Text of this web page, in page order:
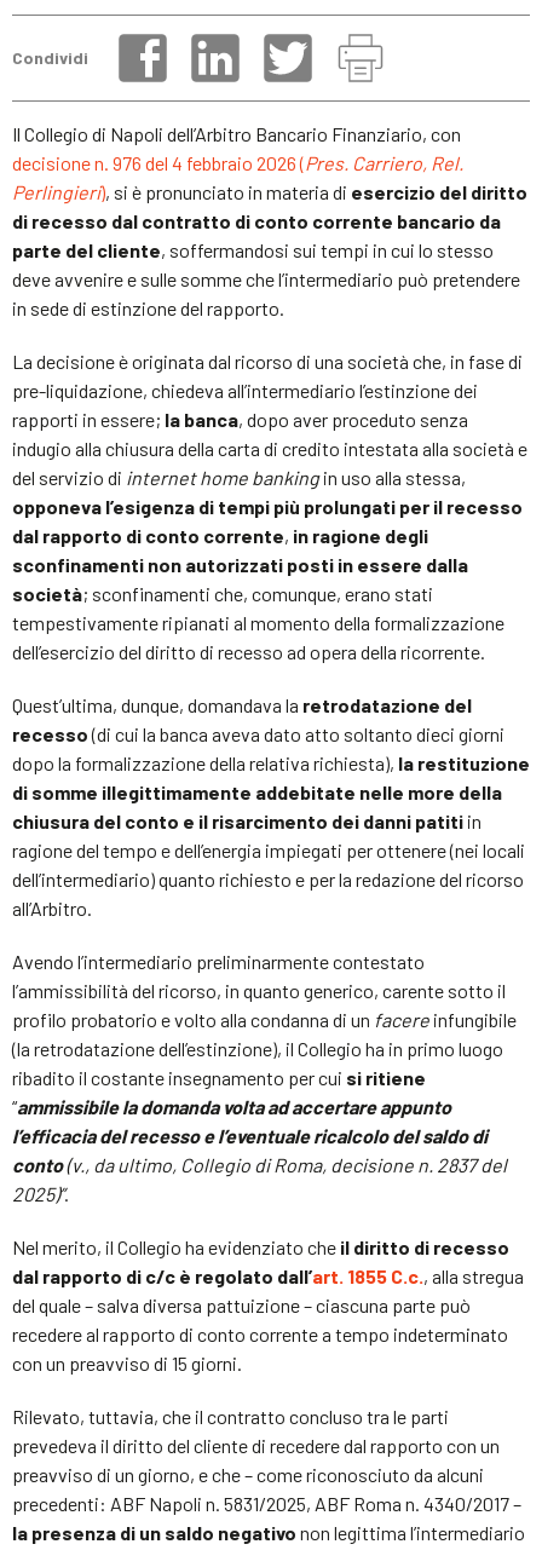
Condividi
Il Collegio di Napoli dell’Arbitro Bancario Finanziario, con
decisione n. 976 del 4 febbraio 2026 (Pres. Carriero, Rel.
Perlingieri), si è pronunciato in materia di esercizio del diritto
di recesso dal contratto di conto corrente bancario da
parte del cliente, soffermandosi sui tempi in cui lo stesso
deve avvenire e sulle somme che l’intermediario può pretendere
in sede di estinzione del rapporto.
La decisione è originata dal ricorso di una società che, in fase di
pre-liquidazione, chiedeva all’intermediario l’estinzione dei
rapporti in essere; la banca, dopo aver proceduto senza
indugio alla chiusura della carta di credito intestata alla società e
del servizio di internet home bankingin uso alla stessa,
opponeva l’esigenza di tempi più prolungati per il recesso
dal rapporto di conto corrente, in ragione degli
sconfinamenti non autorizzati posti in essere dalla
società; sconfinamenti che, comunque, erano stati
tempestivamente ripianati al momento della formalizzazione
dell’esercizio del diritto di recesso ad opera della ricorrente.
Quest’ultima, dunque, domandava la retrodatazione del
recesso(di cui la banca aveva dato atto soltanto dieci giorni
dopo la formalizzazione della relativa richiesta), la restituzione
di somme illegittimamente addebitate nelle more della
chiusura del conto e il risarcimento dei danni patiti in
ragione del tempo e dell’energia impiegati per ottenere (nei locali
dell’intermediario) quanto richiesto e per la redazione del ricorso
all’Arbitro.
Avendo l’intermediario preliminarmente contestato
l’ammissibilità del ricorso, in quanto generico, carente sotto il
profilo probatorio e volto alla condanna di un facere infungibile
(la retrodatazione dell’estinzione), il Collegio ha in primo luogo
ribadito il costante insegnamento per cui si ritiene
“ammissibile la domanda volta ad accertare appunto
l’efficacia del recesso e l’eventuale ricalcolo del saldo di
conto(v., da ultimo, Collegio di Roma, decisione n. 2837 del
2025)”.
Nel merito, il Collegio ha evidenziato che il diritto di recesso
dal rapporto di c/c è regolato dall’art. 1855 C.c., alla stregua
del quale – salva diversa pattuizione – ciascuna parte può
recedere al rapporto di conto corrente a tempo indeterminato
con un preavviso di 15 giorni.
Rilevato, tuttavia, che il contratto concluso tra le parti
prevedeva il diritto del cliente di recedere dal rapporto con un
preavviso di un giorno, e che – come riconosciuto da alcuni
precedenti: ABF Napoli n. 5831/2025, ABF Roma n. 4340/2017 –
la presenza di un saldo negativo non legittima l’intermediario